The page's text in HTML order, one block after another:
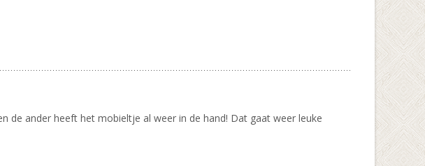
de ander heeft het mobieltje al weer in de hand! Dat gaat weer leuke